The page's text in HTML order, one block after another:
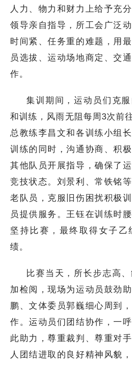
人力、物力和财力上给予充
领导亲自指导，所工会广泛
时间紧、任务重的难题，用
员选拔、运动场地商定、交
作。
集训期间，运动员们克
和训练，风雨无阻每周3次前
总教练李昌文和各训练小组
训练的同时，沟通协商、积
其他队员开展指导，确保了
竞技状态。刘景利、常铁铭
老队员，克服旧伤困扰积极
员提供服务。王钰在训练时
坚持比赛，最终取得女子乙
绩。
比赛当天，所长步志高
加检阅，现场为运动员鼓劲
鹏、文体委员郭巍细心周到
作。运动员们团结协作，一
此助力，尊重裁判、尊重对
人团结进取的良好精神风貌